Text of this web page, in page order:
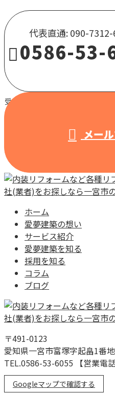
代表直通: 090-
0586-53-
受付 / 8:00～18:00 【営業電話
メー
ホーム
愛夢建築の想い
サービス紹介
愛夢建築を知る
採用を知る
コラム
ブログ
〒491-0123
愛知県一宮市富塚字起畠1番
TEL.0586-53-6055 【営業電
Googleマップで確認する